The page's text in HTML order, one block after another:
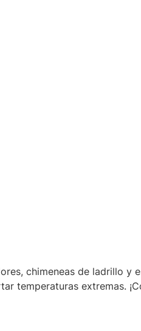
chimeneas de ladrillo y
temperaturas extremas.